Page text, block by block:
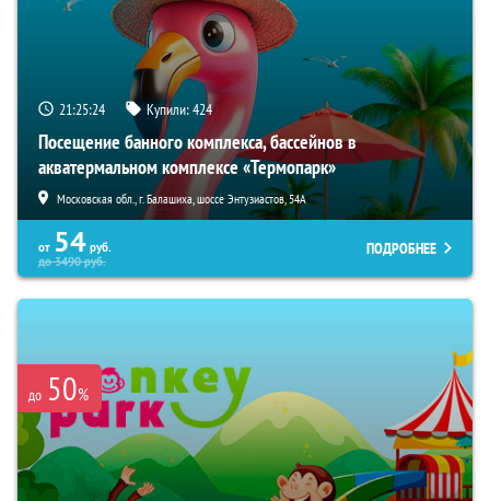
21:25:23 Купили:424
Посещение банного комплекса, бассейнов в
акватермальном комплексе «Термопарк»
Московская обл., г. Балашиха, шоссе Энтузиастов, 54А
от 54 руб.
до3490руб.
ПОДРОБНЕЕ
до 50%